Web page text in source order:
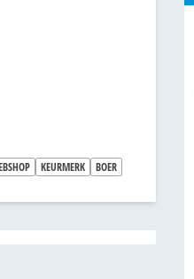
KEURMERK
BOER